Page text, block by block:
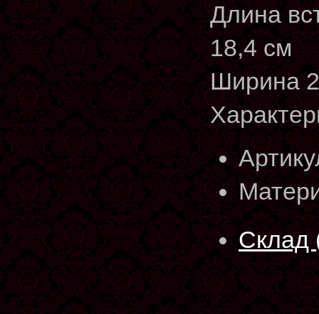
Длина
18,4 см
Ширина
Склад